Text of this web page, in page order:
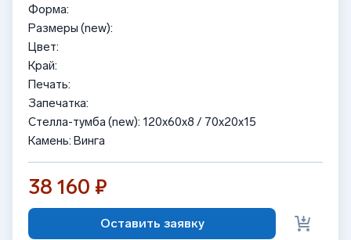
Форма:
Размеры (new):
Цвет:
Край:
Печать:
Запечатка:
Стелла-тумба (new): 120x60x8 / 70x20x15
Камень: Винга
38 160 ₽
Оставить заявку